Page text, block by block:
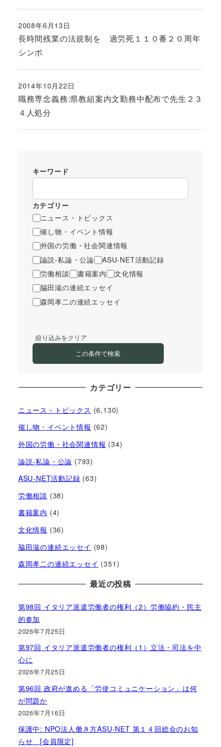
長時間残業の法規制を 過労死１１０番２０周年
シンポ
投稿日
2008年6月13日
職務専念義務:県教組案内文勤務中配布で先生２３
４人処分
投稿日
2014年10月22日
キーワード
カテゴリー
ニュース・トピックス
催し物・イベント情報
外国の労働・社会関連情報
論説-私論・公論
ASU-NET活動記録
労働相談
書籍案内
文化情報
脇田滋の連続エッセイ
森岡孝二の連続エッセイ
絞り込みをクリア
この条件で検索
カテゴリー
ニュース・トピックス (6,130)
催し物・イベント情報 (62)
外国の労働・社会関連情報 (34)
論説-私論・公論 (793)
ASU-NET活動記録 (63)
労働相談 (38)
書籍案内 (4)
文化情報 (36)
脇田滋の連続エッセイ (98)
森岡孝二の連続エッセイ (351)
最近の投稿
第98回 イタリア派遣労働者の権利（2）労働協約・民主
的参加
2026年7月25日
第97回 イタリア派遣労働者の権利（1）立法・司法を中
心に
2026年7月25日
第96回 政府が進める「労使コミュニケーション」は何
が問題か
2026年7月16日
保護中: NPO法人働き方ASU-NET 第１４回総会のお知
らせ [会員限定]